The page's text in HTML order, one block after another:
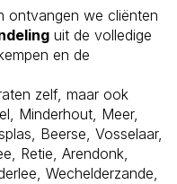
ontvangen we cliënten
uit de volledige
en de
zelf, maar ook
Minderhout, Meer,
Beerse, Vosselaar,
Retie, Arendonk,
Wechelderzande,